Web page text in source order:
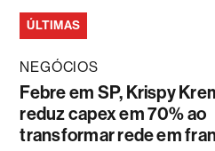
ÚLTIMAS
NEGÓCIOS
Febre em SP, Krispy
reduz capex em 70% ao
transformar rede em